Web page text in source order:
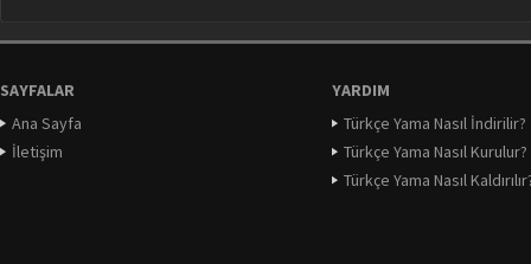
SAYFALAR
Ana Sayfa
İletişim
YARDIM
Türkçe Yama Nasıl İndirilir?
Türkçe Yama Nasıl Kurulur?
Türkçe Yama Nasıl